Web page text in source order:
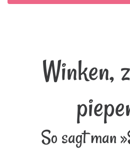
Winken,
So sagt man